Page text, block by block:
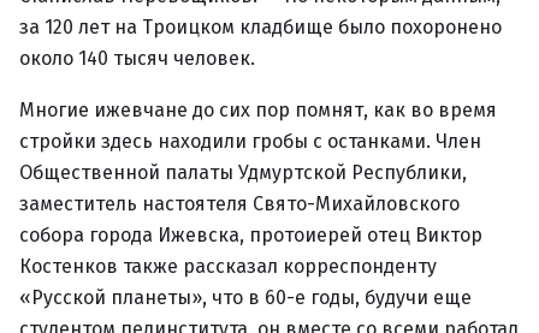
за 120 лет на Троицком кладбище было похоронено
около 140 тысяч человек.
Многие ижевчане до сих пор помнят, как во время
стройки здесь находили гробы с останками. Член
Общественной палаты Удмуртской Республики,
заместитель настоятеля Свято-Михайловского
собора города Ижевска, протоиерей отец Виктор
Костенков также рассказал корреспонденту
«Русской планеты», что в 60-е годы, будучи еще